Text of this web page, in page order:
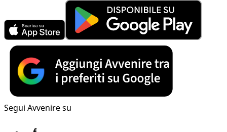
Segui Avvenire su